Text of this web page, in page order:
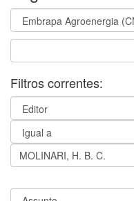
Filtros correntes: